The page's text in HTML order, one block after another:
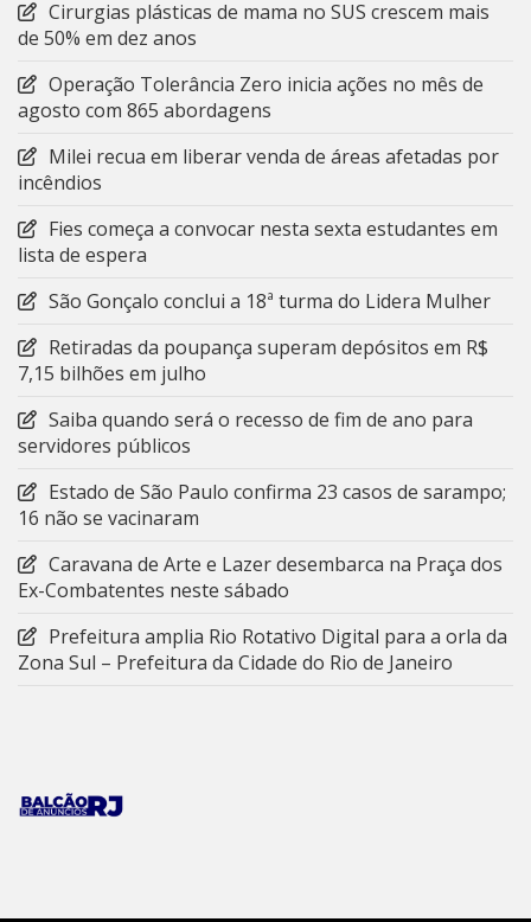
Cirurgias plásticas de mama no SUS crescem mais
de 50% em dez anos
Operação Tolerância Zero inicia ações no mês de
agosto com 865 abordagens
Milei recua em liberar venda de áreas afetadas por
incêndios
Fies começa a convocar nesta sexta estudantes em
lista de espera
São Gonçalo conclui a 18ª turma do Lidera Mulher
Retiradas da poupança superam depósitos em R$
7,15 bilhões em julho
Saiba quando será o recesso de fim de ano para
servidores públicos
Estado de São Paulo confirma 23 casos de sarampo;
16 não se vacinaram
Caravana de Arte e Lazer desembarca na Praça dos
Ex-Combatentes neste sábado
Prefeitura amplia Rio Rotativo Digital para a orla da
Zona Sul – Prefeitura da Cidade do Rio de Janeiro